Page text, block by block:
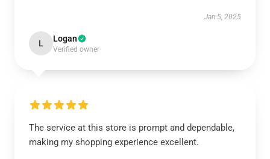
Jan 5, 2025
L Logan
Verified owner
The service at this store is prompt and dependable,
making my shopping experience excellent.